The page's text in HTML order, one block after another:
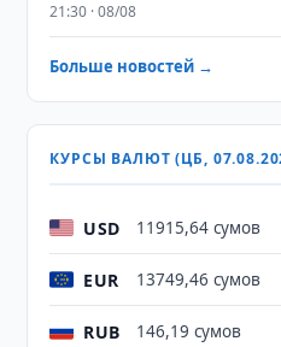
21:30 · 08/08
Больше новостей →
КУРСЫ ВАЛЮТ (ЦБ,
USD 11915,64 сумов
EUR 13749,46 сумов
RUB 146,19 сумов